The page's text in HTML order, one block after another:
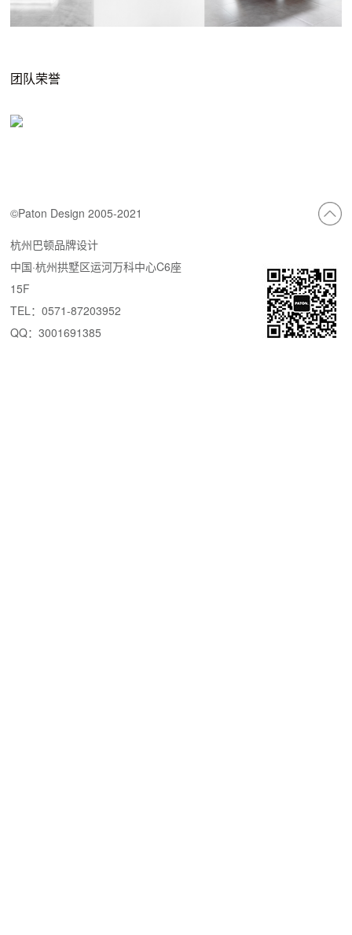
团队荣誉
©Paton Design 2005-2021
杭州巴顿品牌设计
中国·杭州拱墅区运河万科中心C6座
15F
TEL：0571-87203952
QQ：3001691385